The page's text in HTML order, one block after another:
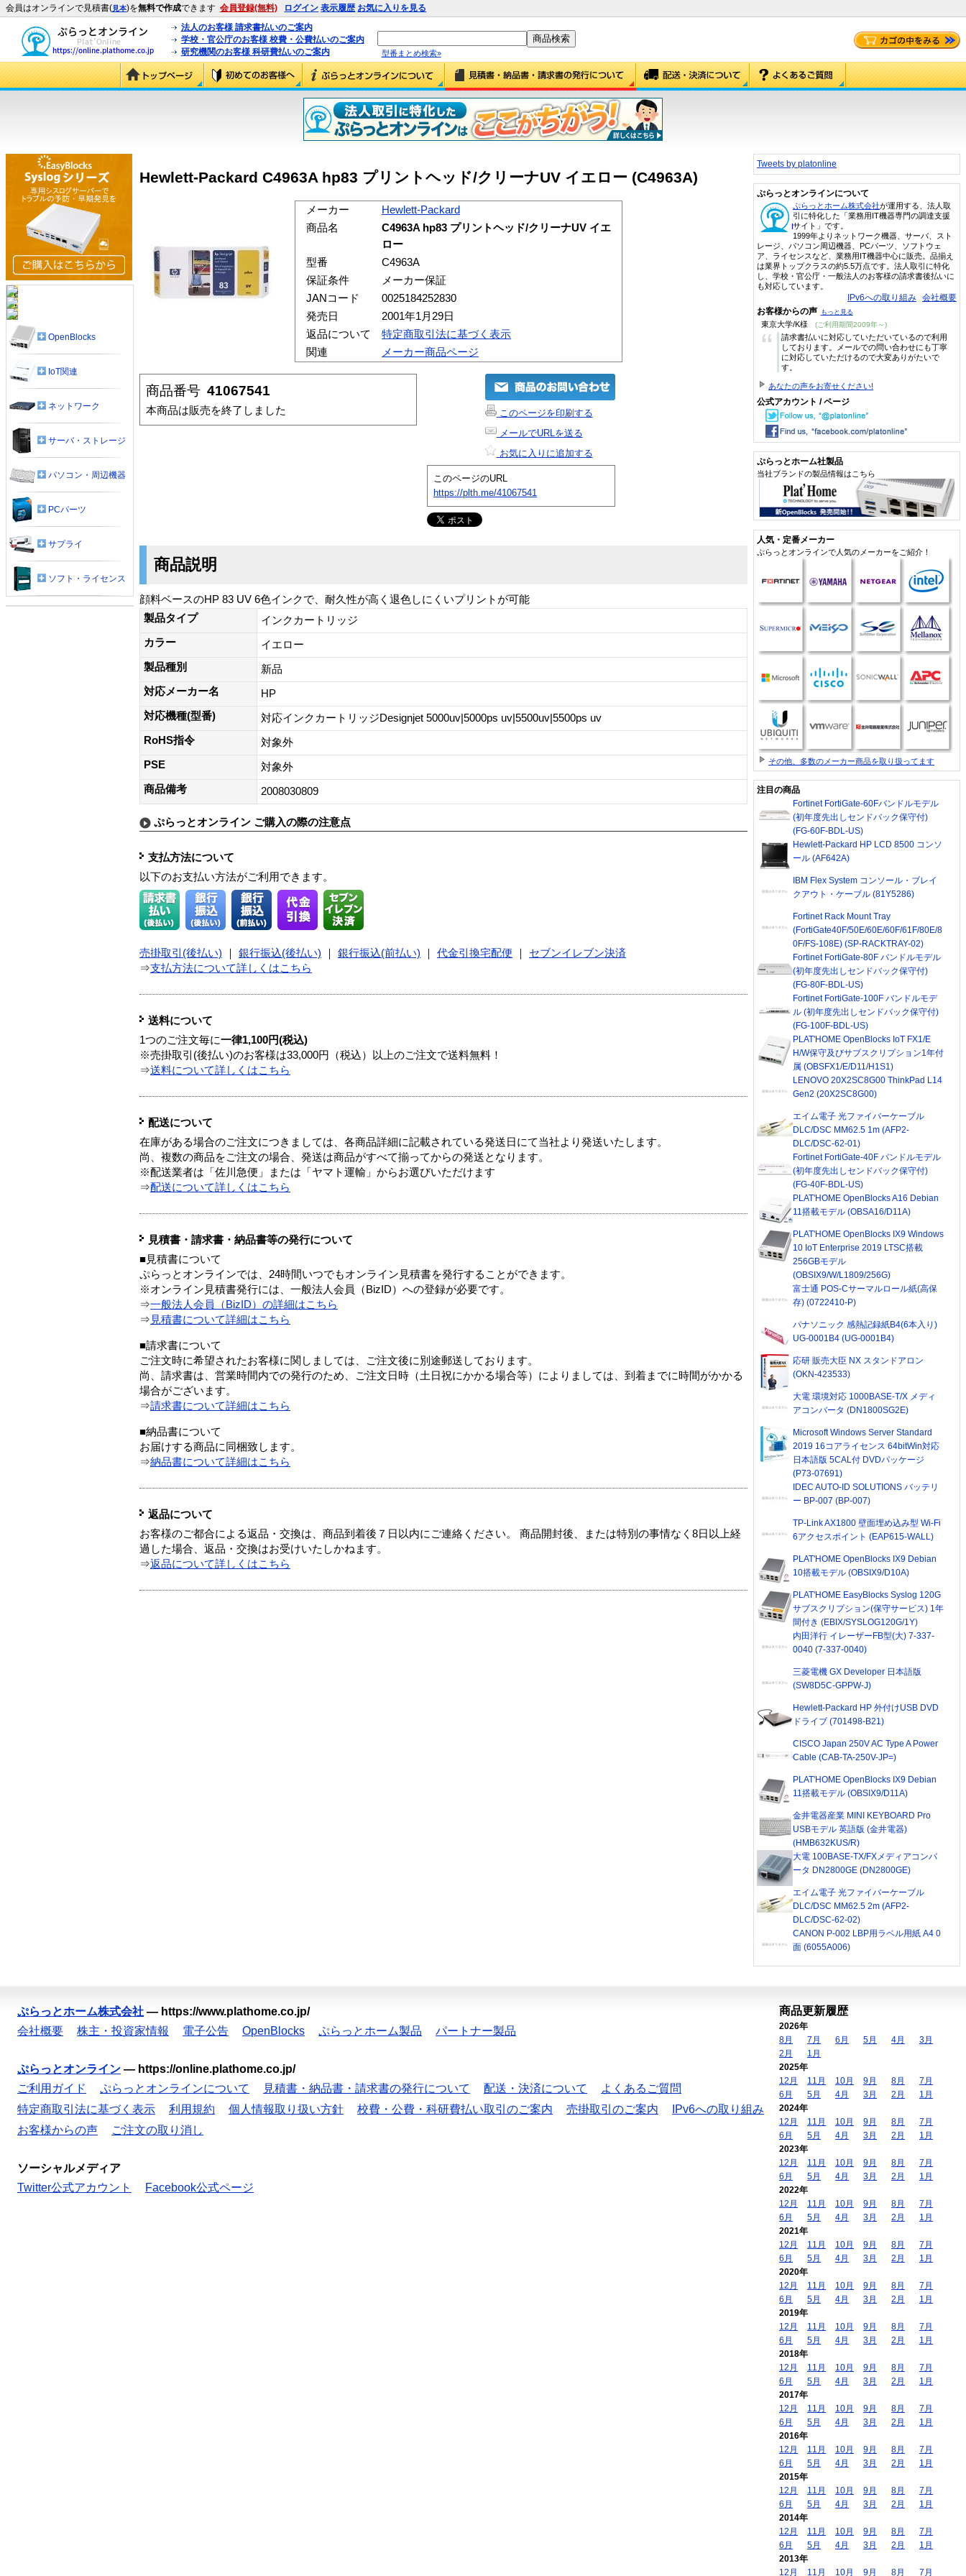
会員はオンラインで見積書(見本)を無料で作成できます 会員登録(無料) ログイン 表示履歴 お気に入りを見る
法人のお客様 請求書払いのご案内
学校・官公庁のお客様 校費・公費払いのご案内
研究機関のお客様 科研費払いのご案内
型番まとめ検索»
Hewlett-Packard C4963A hp83 プリントヘッド/クリーナUV イエロー (C4963A)
メーカー
Hewlett-Packard
商品名
C4963A hp83 プリントヘッド/クリーナUV イエ
ロー
型番
C4963A
保証条件
メーカー保証
JANコード
0025184252830
発売日
2001年1月29日
返品について
特定商取引法に基づく表示
関連
メーカー商品ページ
商品番号 41067541
本商品は販売を終了しました
このページを印刷する
メールでURLを送る
お気に入りに追加する
このページのURL
https://plth.me/41067541
商品説明
顔料ベースのHP 83 UV 6色インクで、耐久性が高く退色しにくいプリントが可能
製品タイプ
インクカートリッジ
カラー
イエロー
製品種別
新品
対応メーカー名
HP
対応機種(型番)
対応インクカートリッジDesignjet 5000uv|5000ps uv|5500uv|5500ps uv
RoHS指令
対象外
PSE
対象外
商品備考
2008030809
ぷらっとオンライン ご購入の際の注意点
支払方法について
以下のお支払い方法がご利用できます。
売掛取引(後払い) 銀行振込(後払い) 銀行振込(前払い) 代金引換宅配便
セブンイレブン決済
⇒支払方法について詳しくはこちら
送料について
1つのご注文毎に一律1,100円(税込)
※売掛取引(後払い)のお客様は33,000円（税込）以上のご注文で送料無料！
⇒送料について詳しくはこちら
配送について
在庫がある場合のご注文につきましては、各商品詳細に記載されている発送日にて当社より発送いたします。
尚、複数の商品をご注文の場合、発送は商品がすべて揃ってからの発送となります。
※配送業者は「佐川急便」または「ヤマト運輸」からお選びいただけます
⇒配送について詳しくはこちら
見積書・請求書・納品書等の発行について
■見積書について
ぷらっとオンラインでは、24時間いつでもオンライン見積書を発行することができます。
※オンライン見積書発行には、一般法人会員（BizID）への登録が必要です。
⇒一般法人会員（BizID）の詳細はこちら
⇒ 見積書について詳細はこちら
■請求書について
ご注文時に希望されたお客様に関しましては、ご注文後に別途郵送しております。
尚、請求書は、営業時間内での発行のため、ご注文日時（土日祝にかかる場合等）によりましては、到着までに時間がかかる
場合がございます。
⇒請求書について詳細はこちら
■納品書について
お届けする商品に同梱致します。
⇒納品書について詳細はこちら
返品について
お客様のご都合による返品・交換は、商品到着後７日以内にご連絡ください。 商品開封後、または特別の事情なく8日以上経
過した場合、返品・交換はお受けいたしかねます。
⇒返品について詳しくはこちら
OpenBlocks
IoT関連
ネットワーク
サーバ・ストレージ
パソコン・周辺機器
PCパーツ
サプライ
ソフト・ライセンス
Tweets by platonline
ぷらっとオンラインについて
ぷらっとホーム株式会社が運用する、法人取
引に特化した「業務用IT機器専門の調達支援
サイト」です。
1999年よりネットワーク機器、サーバ、スト
レージ、パソコン周辺機器、PCパーツ、ソフトウェ
ア、ライセンスなど、業務用IT機器中心に販売。品揃え
は業界トップクラスの約5.5万点です。法人取引に特化
し、学校・官公庁・一般法人のお客様の請求書後払いに
も対応しています。
IPv6への取り組み 会社概要
お客様からの声 もっと見る
東京大学/K様 (ご利用期間2009年～)
“
請求書払いに対応していただいているので利用
しております。メールでの問い合わせにも丁寧
に対応していただけるので大変ありがたいで
す。
あなたの声をお寄せください!
公式アカウント / ページ
ぷらっとホーム社製品
当社ブランドの製品情報はこちら
人気・定番メーカー
ぷらっとオンラインで人気のメーカーをご紹介！
その他、多数のメーカー商品を取り扱ってます
注目の商品
Fortinet FortiGate-60Fバンドルモデル
(初年度先出しセンドバック保守付)
(FG-60F-BDL-US)
Hewlett-Packard HP LCD 8500 コンソ
ール (AF642A)
IBM Flex System コンソール・ブレイ
クアウト・ケーブル (81Y5286)
Fortinet Rack Mount Tray
(FortiGate40F/50E/60E/60F/61F/80E/8
0F/FS-108E) (SP-RACKTRAY-02)
Fortinet FortiGate-80F バンドルモデル
(初年度先出しセンドバック保守付)
(FG-80F-BDL-US)
Fortinet FortiGate-100F バンドルモデ
ル (初年度先出しセンドバック保守付)
(FG-100F-BDL-US)
PLAT'HOME OpenBlocks IoT FX1/E
H/W保守及びサブスクリプション1年付
属 (OBSFX1/E/D11/H1S1)
LENOVO 20X2SC8G00 ThinkPad L14
Gen2 (20X2SC8G00)
エイム電子 光ファイバーケーブル
DLC/DSC MM62.5 1m (AFP2-
DLC/DSC-62-01)
Fortinet FortiGate-40F バンドルモデル
(初年度先出しセンドバック保守付)
(FG-40F-BDL-US)
PLAT'HOME OpenBlocks A16 Debian
11搭載モデル (OBSA16/D11A)
PLAT'HOME OpenBlocks IX9 Windows
10 IoT Enterprise 2019 LTSC搭載
256GBモデル
(OBSIX9/W/L1809/256G)
富士通 POS-Cサーマルロール紙(高保
存) (0722410-P)
パナソニック 感熱記録紙B4(6本入り)
UG-0001B4 (UG-0001B4)
応研 販売大臣 NX スタンドアロン
(OKN-423533)
大電 環境対応 1000BASE-T/X メディ
アコンバータ (DN1800SG2E)
Microsoft Windows Server Standard
2019 16コアライセンス 64bitWin対応
日本語版 5CAL付 DVDパッケージ
(P73-07691)
IDEC AUTO-ID SOLUTIONS バッテリ
ー BP-007 (BP-007)
TP-Link AX1800 壁面埋め込み型 Wi-Fi
6アクセスポイント (EAP615-WALL)
PLAT'HOME OpenBlocks IX9 Debian
10搭載モデル (OBSIX9/D10A)
PLAT'HOME EasyBlocks Syslog 120G
サブスクリプション(保守サービス) 1年
間付き (EBIX/SYSLOG120G/1Y)
内田洋行 イレーザーFB型(大) 7-337-
0040 (7-337-0040)
三菱電機 GX Developer 日本語版
(SW8D5C-GPPW-J)
Hewlett-Packard HP 外付けUSB DVD
ドライブ (701498-B21)
CISCO Japan 250V AC Type A Power
Cable (CAB-TA-250V-JP=)
PLAT'HOME OpenBlocks IX9 Debian
11搭載モデル (OBSIX9/D11A)
金井電器産業 MINI KEYBOARD Pro
USBモデル 英語版 (金井電器)
(HMB632KUS/R)
大電 100BASE-TX/FXメディアコンバ
ータ DN2800GE (DN2800GE)
エイム電子 光ファイバーケーブル
DLC/DSC MM62.5 2m (AFP2-
DLC/DSC-62-02)
CANON P-002 LBP用ラベル用紙 A4 0
面 (6055A006)
ぷらっとホーム株式会社 — https://www.plathome.co.jp/
会社概要
株主・投資家情報 電子公告 OpenBlocks ぷらっとホーム製品 パートナー製品
ぷらっとオンライン — https://online.plathome.co.jp/
ご利用ガイド
ぷらっとオンラインについて 見積書・納品書・請求書の発行について 配送・決済について
よくあるご質問
特定商取引法に基づく表示
利用規約 個人情報取り扱い方針 校費・公費・科研費払い取引のご案内 売掛取引のご案内
IPv6への取り組み
お客様からの声
ご注文の取り消し
ソーシャルメディア
Twitter公式アカウント
Facebook公式ページ
商品更新履歴
2026年
8月
7月 6月 5月 4月
3月
2月
1月
2025年
12月
11月 10月 9月 8月
7月
6月
5月 4月 3月 2月
1月
2024年
12月
11月 10月 9月 8月
7月
6月
5月 4月 3月 2月
1月
2023年
12月
11月 10月 9月 8月
7月
6月
5月 4月 3月 2月
1月
2022年
12月
11月 10月 9月 8月
7月
6月
5月 4月 3月 2月
1月
2021年
12月
11月 10月 9月 8月
7月
6月
5月 4月 3月 2月
1月
2020年
12月
11月 10月 9月 8月
7月
6月
5月 4月 3月 2月
1月
2019年
12月
11月 10月 9月 8月
7月
6月
5月 4月 3月 2月
1月
2018年
12月
11月 10月 9月 8月
7月
6月
5月 4月 3月 2月
1月
2017年
12月
11月 10月 9月 8月
7月
6月
5月 4月 3月 2月
1月
2016年
12月
11月 10月 9月 8月
7月
6月
5月 4月 3月 2月
1月
2015年
12月
11月 10月 9月 8月
7月
6月
5月 4月 3月 2月
1月
2014年
12月
11月 10月 9月 8月
7月
6月
5月 4月 3月 2月
1月
2013年
12月
11月 10月 9月 8月 7月